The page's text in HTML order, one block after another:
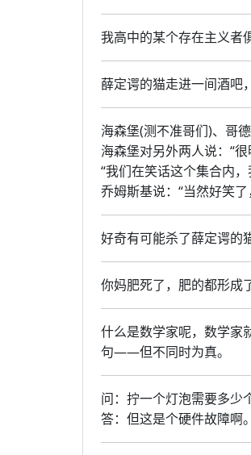
我高中的某个存在主义者
薛定谔的猫走进一间酒吧
海森堡(测不准哥们)、哥
海森堡对另外两人说：“
“我们在笑话这个集合内
乔姆斯基说：“当然好笑
好奇有可能杀了薛定谔的
你妈肥死了，肥的都形成
什么是数学家呢，数学家
句——但不同时为真。
问：拧一个灯泡需要多少
答：但这是个硬件故障啊。